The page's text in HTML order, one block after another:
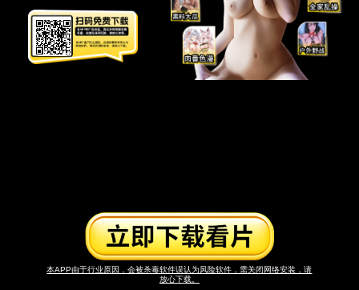
本APP由于行业原因，会被杀毒软件误认为风险软件，需关闭网络安装，请
放心下载。